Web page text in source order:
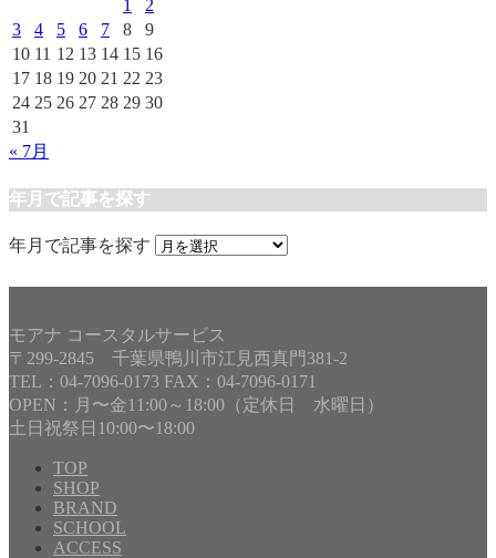
1
2
3
4 5 6 7 8
9
10 11 12 13 14 15 16
17 18 19 20 21 22 23
24 25 26 27 28 29 30
31
« 7月
年月で記事を探す
年月で記事を探す
モアナ コースタルサービス
〒299-2845 千葉県鴨川市江見西真門381-2
TEL：04-7096-0173 FAX：04-7096-0171
OPEN：月〜金11:00～18:00（定休日 水曜日）
土日祝祭日10:00〜18:00
TOP
SHOP
BRAND
SCHOOL
ACCESS